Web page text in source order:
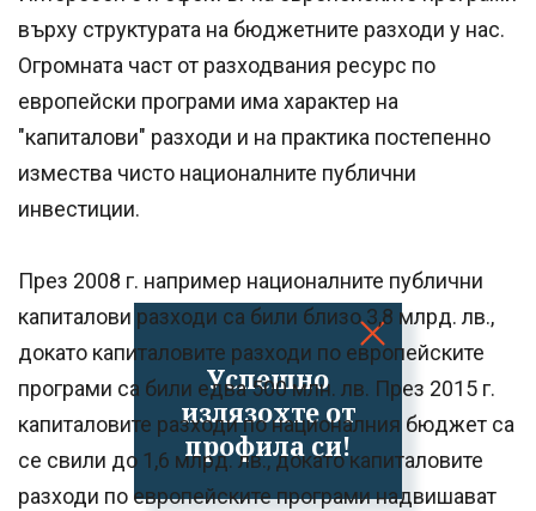
Успешно
излязохте от
профила си!
върху структурата на бюджетните разходи у нас.
Огромната част от разходвания ресурс по
европейски програми има характер на
"капиталови" разходи и на практика постепенно
измества чисто националните публични
инвестиции.
През 2008 г. например националните публични
капиталови разходи са били близо 3,8 млрд. лв.,
докато капиталовите разходи по европейските
програми са били едва 500 млн. лв. През 2015 г.
капиталовите разходи по националния бюджет са
се свили до 1,6 млрд. лв., докато капиталовите
разходи по европейските програми надвишават